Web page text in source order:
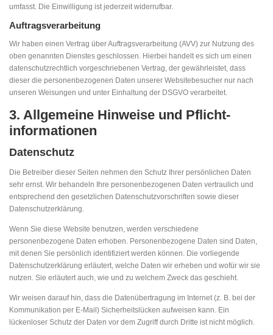
umfasst. Die Einwilligung ist jederzeit widerrufbar.
Auftragsverarbeitung
Wir haben einen Vertrag über Auftragsverarbeitung (AVV) zur Nutzung des
oben genannten Dienstes geschlossen. Hierbei handelt es sich um einen
datenschutzrechtlich vorgeschriebenen Vertrag, der gewährleistet, dass
dieser die personenbezogenen Daten unserer Websitebesucher nur nach
unseren Weisungen und unter Einhaltung der DSGVO verarbeitet.
3. Allgemeine Hinweise und Pflicht­
informationen
Datenschutz
Die Betreiber dieser Seiten nehmen den Schutz Ihrer persönlichen Daten
sehr ernst. Wir behandeln Ihre personenbezogenen Daten vertraulich und
entsprechend den gesetzlichen Datenschutzvorschriften sowie dieser
Datenschutzerklärung.
Wenn Sie diese Website benutzen, werden verschiedene
personenbezogene Daten erhoben. Personenbezogene Daten sind Daten,
mit denen Sie persönlich identifiziert werden können. Die vorliegende
Datenschutzerklärung erläutert, welche Daten wir erheben und wofür wir sie
nutzen. Sie erläutert auch, wie und zu welchem Zweck das geschieht.
Wir weisen darauf hin, dass die Datenübertragung im Internet (z. B. bei der
Kommunikation per E-Mail) Sicherheitslücken aufweisen kann. Ein
lückenloser Schutz der Daten vor dem Zugriff durch Dritte ist nicht möglich.